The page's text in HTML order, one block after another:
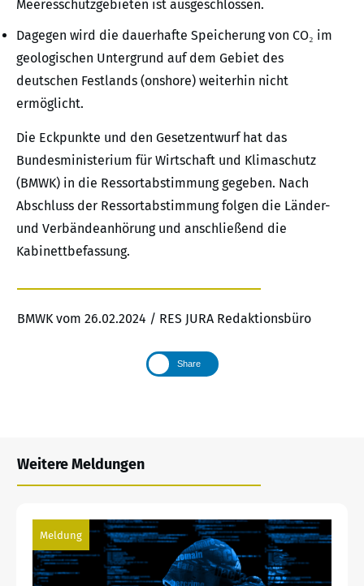
Meeresschutzgebieten ist ausgeschlossen.
Dagegen wird die dauerhafte Speicherung von CO₂ im
geologischen Untergrund auf dem Gebiet des
deutschen Festlands (onshore) weiterhin nicht
ermöglicht.
Die Eckpunkte und den Gesetzentwurf hat das
Bundesministerium für Wirtschaft und Klimaschutz
(BMWK) in die Ressortabstimmung gegeben. Nach
Abschluss der Ressortabstimmung folgen die Länder-
und Verbändeanhörung und anschließend die
Kabinettbefassung.
BMWK vom 26.02.2024 / RES JURA Redaktionsbüro
Share
Weitere Meldungen
Meldung